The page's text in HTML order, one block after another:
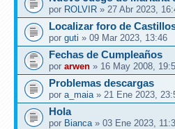
por ROLVIR » 27 Abr 2023,
Localizar foro de
por guti » 09 Mar 2023, 13:46
Fechas de Cumpleaños
por arwen » 16 May 2008,
Problemas descargas
por a_maia» 21 Ene 2023,
Hola
por Bianca» 03 Ene 2023,